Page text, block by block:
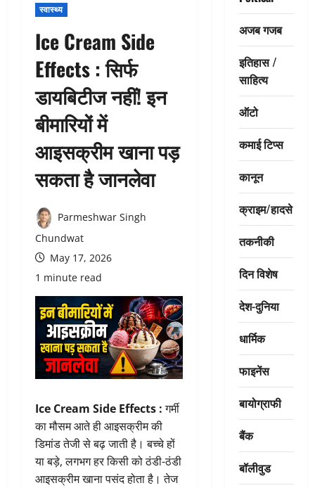
स्वास्थ्य
Ice Cream Side
Effects : सिर्फ
डायबिटीज नहीं! इन
बीमारियों में
आइसक्रीम खाना पड़
सकता है जानलेवा
Parmeshwar Singh
Chundwat
May 17, 2026
1 minute read
Ice Cream Side Effects :गर्मी
का मौसम आते ही आइसक्रीम की
डिमांड तेजी से बढ़ जाती है। बच्चे हों
या बड़े, लगभग हर किसी को ठंडी-ठंडी
आइसक्रीम खाना पसंद होता है। तेज
अजब गजब
इतिहास /
साहित्य
ऑटो
कमाई टिप्स
कानून
क्राइम/हादसे
तकनीकी
दिन विशेष
देश-दुनिया
धार्मिक
फाइनेंस
बायोग्राफी
बैंक
बॉलीवुड